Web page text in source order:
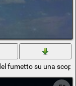
paesaggio
fumetto su una